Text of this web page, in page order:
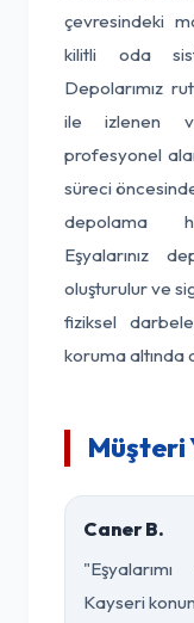
çevresindeki
kilitli oda
Depolarımız
ile izlenen
profesyonel
süreci
depolama
Eşyalarınız
oluşturulur ve
fiziksel
koruma altında
Müşteri
Caner B.
Kayseri